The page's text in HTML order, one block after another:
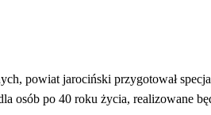
powiat jarociński przygotował
osób po 40 roku życia, realizowane